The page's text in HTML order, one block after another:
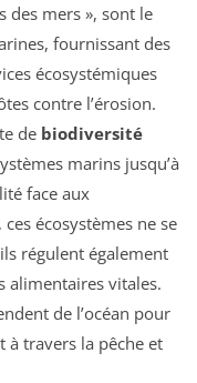
des mers », sont le
fournissant des
écosystémiques
contre l’érosion.
de biodiversité
marins jusqu’à
face aux
ces écosystèmes ne se
régulent également
alimentaires vitales.
de l’océan pour
à travers la pêche et